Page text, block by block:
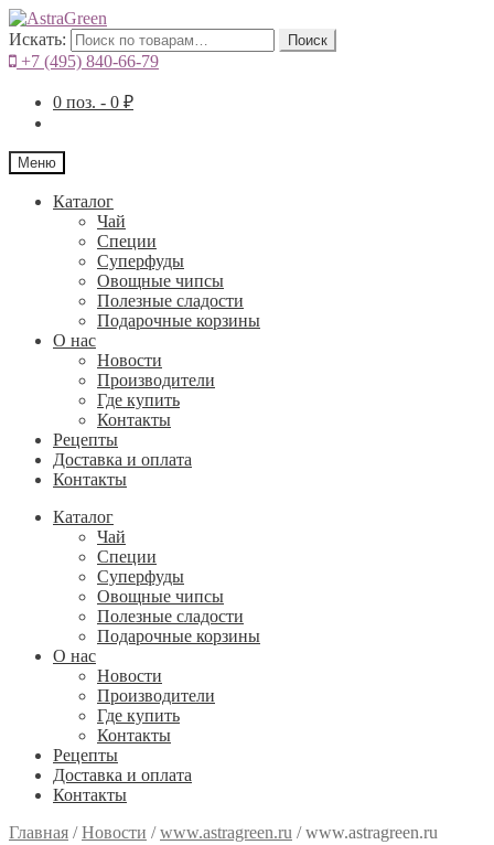
Искать: Поиск
+7 (495) 840-66-79
0 поз. - 0 ₽
Меню
Каталог
Чай
Специи
Cуперфуды
Овощные чипсы
Полезные сладости
Подарочные корзины
О нас
Новости
Производители
Где купить
Контакты
Рецепты
Доставка и оплата
Контакты
Каталог
Чай
Специи
Cуперфуды
Овощные чипсы
Полезные сладости
Подарочные корзины
О нас
Новости
Производители
Где купить
Контакты
Рецепты
Доставка и оплата
Контакты
Главная /Новости /www.astragreen.ru /www.astragreen.ru